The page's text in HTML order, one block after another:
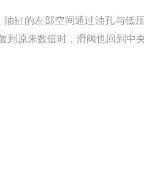
缸的左部空间通过油孔与低
到原来数值时，滑阀也回到中